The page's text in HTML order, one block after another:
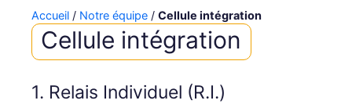
Accueil / Notre équipe / Cellule intégration
Cellule intégration
1. Relais Individuel (R.I.)